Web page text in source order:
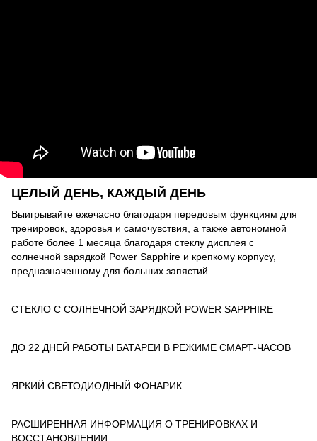
ЦЕЛЫЙ ДЕНЬ, КАЖДЫЙ ДЕНЬ
Выигрывайте ежечасно благодаря передовым функциям для
тренировок, здоровья и самочувствия, а также автономной
работе более 1 месяца благодаря стеклу дисплея с
солнечной зарядкой Power Sapphire и крепкому корпусу,
предназначенному для больших запястий.
СТЕКЛО С СОЛНЕЧНОЙ ЗАРЯДКОЙ POWER SAPPHIRE
ДО 22 ДНЕЙ РАБОТЫ БАТАРЕИ В РЕЖИМЕ СМАРТ-ЧАСОВ
ЯРКИЙ СВЕТОДИОДНЫЙ ФОНАРИК
РАСШИРЕННАЯ ИНФОРМАЦИЯ О ТРЕНИРОВКАХ И
ВОССТАНОВЛЕНИИ